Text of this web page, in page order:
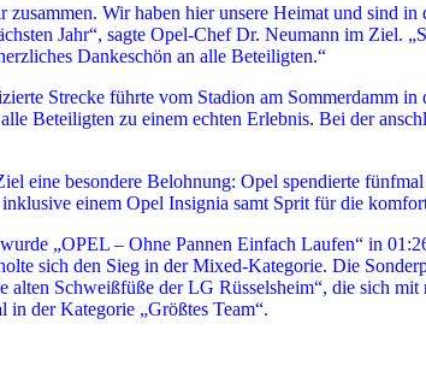
zusammen. Wir haben hier unsere Heimat und
Jahr“, sagte Opel-Chef Dr. Neumann im Ziel.
Dankeschön an alle Beteiligten.“
Strecke führte vom Stadion am Sommerdamm
Beteiligten zu einem echten Erlebnis. Bei der
eine besondere Belohnung: Opel spendierte
einem Opel Insignia samt Sprit für die
„OPEL – Ohne Pannen Einfach Laufen“ in
sich den Sieg in der Mixed-Kategorie. Die
Schweißfüße der LG Rüsselsheim“, die sich
der Kategorie „Größtes Team“.